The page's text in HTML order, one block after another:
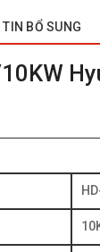
BỔ SUNG